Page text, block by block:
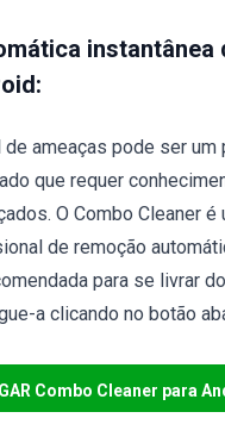
instantânea
de ameaças pode ser um
que requer
O Combo Cleaner é
de remoção
para se livrar
a clicando no botão
Combo Cleaner para